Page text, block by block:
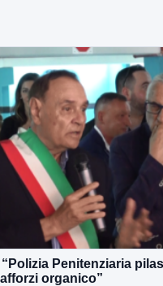
“Polizia Penitenziaria
organico”